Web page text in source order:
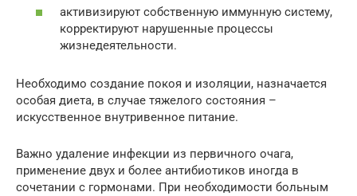
активизируют собственную иммунную систему,
корректируют нарушенные процессы
жизнедеятельности.
Необходимо создание покоя и изоляции, назначается
особая диета, в случае тяжелого состояния –
искусственное внутривенное питание.
Важно удаление инфекции из первичного очага,
применение двух и более антибиотиков иногда в
сочетании с гормонами. При необходимости больным